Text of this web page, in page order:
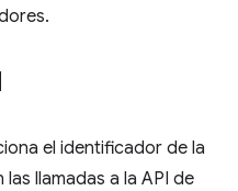
el identificador de la
llamadas a la API de